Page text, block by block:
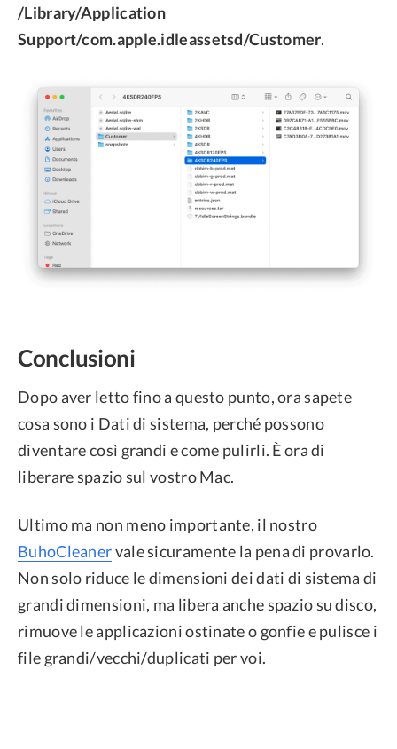
/Library/Application
Support/com.apple.idleassetsd/Customer.
Conclusioni
Dopo aver letto fino a questo punto, ora sapete
cosa sono i Dati di sistema, perché possono
diventare così grandi e come pulirli. È ora di
liberare spazio sul vostro Mac.
Ultimo ma non meno importante, il nostro
BuhoCleanervale sicuramente la pena di provarlo.
Non solo riduce le dimensioni dei dati di sistema di
grandi dimensioni, ma libera anche spazio su disco,
rimuove le applicazioni ostinate o gonfie e pulisce i
file grandi/vecchi/duplicati per voi.